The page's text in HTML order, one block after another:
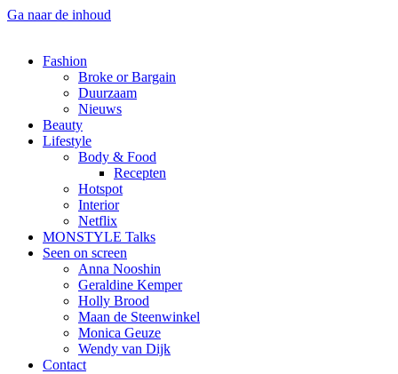
Ga naar de inhoud
Fashion
Broke or Bargain
Duurzaam
Nieuws
Beauty
Lifestyle
Body & Food
Recepten
Hotspot
Interior
Netflix
MONSTYLE Talks
Seen on screen
Anna Nooshin
Geraldine Kemper
Holly Brood
Maan de Steenwinkel
Monica Geuze
Wendy van Dijk
Contact